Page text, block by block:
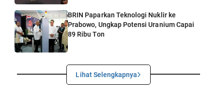
BRIN Paparkan Teknologi Nuklir ke
Prabowo, Ungkap Potensi Uranium Capai
89 Ribu Ton
Lihat Selengkapnya